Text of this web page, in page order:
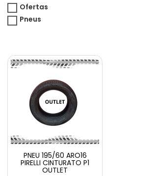
Ofertas
Pneus
PNEU 195/60 ARO16
PIRELLI CINTURATO P1
OUTLET